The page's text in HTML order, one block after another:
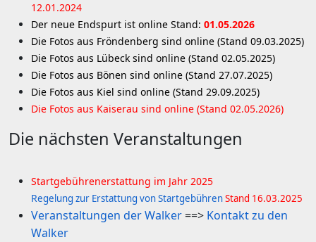
12.01.2024
Der neue Endspurt ist online Stand: 01.05.2026
Die Fotos aus Fröndenberg sind online (Stand 09.03.2025)
Die Fotos aus Lübeck sind online (Stand 02.05.2025)
Die Fotos aus Bönen sind online (Stand 27.07.2025)
Die Fotos aus Kiel sind online (Stand 29.09.2025)
Die Fotos aus Kaiserau sind online (Stand 02.05.2026)
Die nächsten Veranstaltungen
Startgebührenerstattung im Jahr 2025
Regelung zur Erstattung von StartgebührenStand 16.03.2025
Veranstaltungen der Walker==> Kontakt zu den
Walker